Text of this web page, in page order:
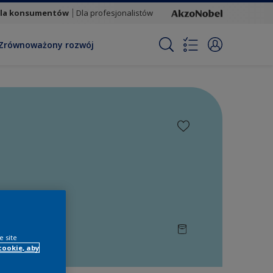
konsumentów Dla profesjonalistów
rozwój
site
aby